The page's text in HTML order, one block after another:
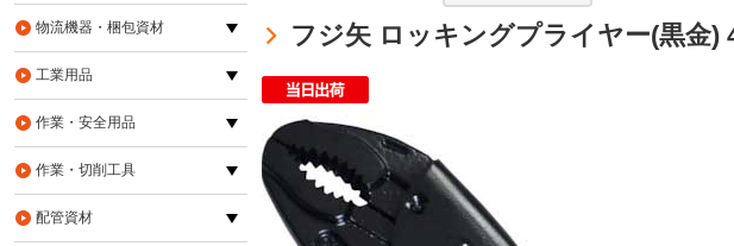
フジ矢 ロッキングプライヤー(黒金)
物流機器・梱包資材
工業用品
作業・安全用品
作業・切削工具
配管資材